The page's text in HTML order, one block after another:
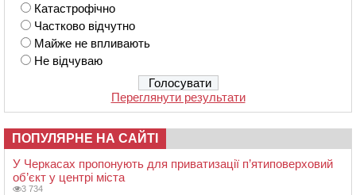
Катастрофічно
Частково відчутно
Майже не впливають
Не відчуваю
Переглянути результати
ПОПУЛЯРНЕ НА САЙТІ
У Черкасах пропонують для приватизації п’ятиповерховий
об’єкт у центрі міста
3 734